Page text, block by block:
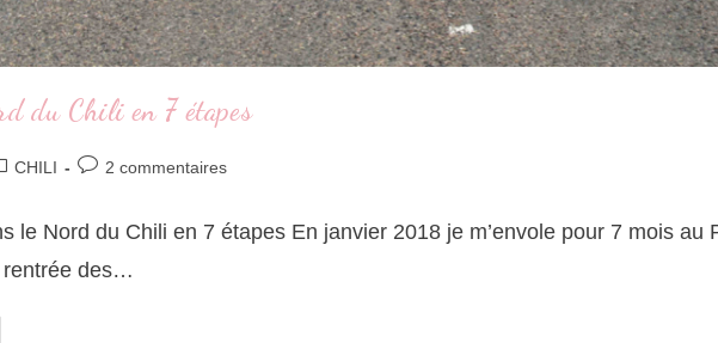
du Chili en 7 étapes
CHILI 2 commentaires
le Nord du Chili en 7 étapes En janvier 2018 je m’envole pour 7 mois au
rentrée des…